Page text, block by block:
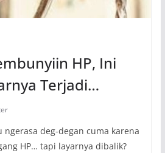
HP, Ini
Terjadi…
ngerasa deg-degan cuma karena
HP… tapi layarnya dibalik?